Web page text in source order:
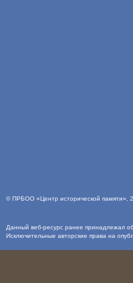
©ПРБОО «Центр исторической памяти» ,
Данный веб-ресурс ранее принадлежал
Исключительные авторские права на